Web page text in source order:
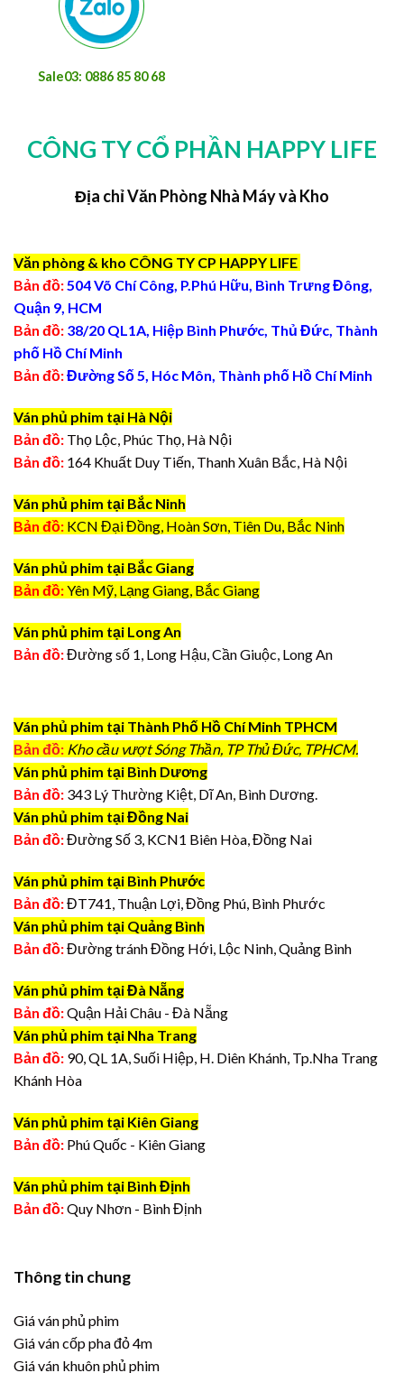
Sale03: 0886 85 80 68
CÔNG TY CỔ PHẦN HAPPY LIFE
Địa chỉ Văn Phòng Nhà Máy và Kho
Văn phòng & kho CÔNG TY CP HAPPY LIFE
Bản đồ:504 Võ Chí Công, P.Phú Hữu, Bình Trưng Đông,
Quận 9, HCM
Bản đồ: 38/20 QL1A, Hiệp Bình Phước, Thủ Đức, Thành
phố Hồ Chí Minh
Bản đồ:Đường Số 5, Hóc Môn, Thành phố Hồ Chí Minh
Ván phủ phim tại Hà Nội
Bản đồ: Thọ Lộc, Phúc Thọ, Hà Nội
Bản đồ: 164 Khuất Duy Tiến, Thanh Xuân Bắc, Hà Nội
Ván phủ phim tại Bắc Ninh
Bản đồ: KCN Đại Đồng, Hoàn Sơn, Tiên Du, Bắc Ninh
Ván phủ phim tại Bắc Giang
Bản đồ:Yên Mỹ, Lạng Giang, Bắc Giang
Ván phủ phim tại Long An
Bản đồ:Đường số 1, Long Hậu, Cần Giuộc, Long An
Ván phủ phim tại Thành Phố Hồ Chí Minh TPHCM
Bản đồ: Kho cầu vượt Sóng Thần, TP Thủ Đức, TPHCM.
Ván phủ phim tại Bình Dương
Bản đồ: 343 Lý Thường Kiệt, Dĩ An, Bình Dương.
Ván phủ phim tại Đồng Nai
Bản đồ:Đường Số 3, KCN1 Biên Hòa, Đồng Nai
Ván phủ phim tại Bình Phước
Bản đồ:ĐT741, Thuận Lợi, Đồng Phú, Bình Phước
Ván phủ phim tại Quảng Bình
Bản đồ:Đường tránh Đồng Hới, Lộc Ninh, Quảng Bình
Ván phủ phim tại Đà Nẵng
Bản đồ:Quận Hải Châu - Đà Nẵng
Ván phủ phim tại Nha Trang
Bản đồ: 90, QL 1A, Suối Hiệp, H. Diên Khánh, Tp.Nha Trang
Khánh Hòa
Ván phủ phim tại Kiên Giang
Bản đồ: Phú Quốc - Kiên Giang
Ván phủ phim tại Bình Định
Bản đồ:Quy Nhơn - Bình Định
Thông tin chung
Giá ván phủ phim
Giá ván cốp pha đỏ 4m
Giá ván khuôn phủ phim